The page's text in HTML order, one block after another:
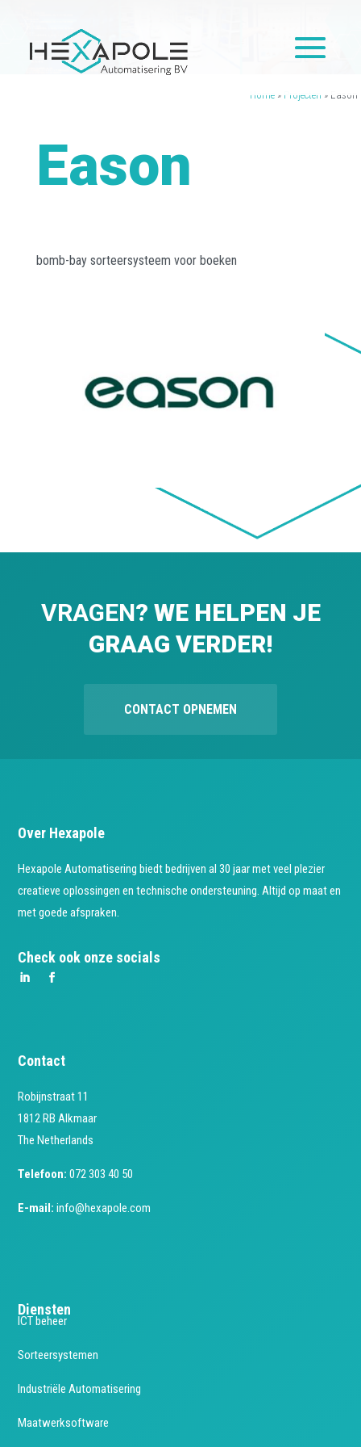
Home» Projecten » Eason
Eason
bomb-bay sorteersysteem voor boeken
VRAGEN? WE HELPEN JE
GRAAG VERDER!
CONTACT OPNEMEN
Over Hexapole
Hexapole Automatisering biedt bedrijven al 30 jaar met veel plezier
creatieve oplossingen en technische ondersteuning. Altijd op maat en
met goede afspraken.
Check ook onze socials
Contact
Robijnstraat 11
1812 RB Alkmaar
The Netherlands
Telefoon: 072 303 40 50
E-mail: info@hexapole.com
Diensten
ICT beheer
Sorteersystemen
Industriële Automatisering
Maatwerksoftware